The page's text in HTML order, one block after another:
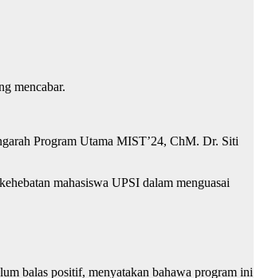
mencabar.
Program Utama MIST’24, ChM. Dr. Siti
mahasiswa UPSI dalam menguasai
balas positif, menyatakan bahawa program ini